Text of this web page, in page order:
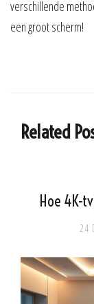
verschillende
een groot scherm!
Related
Hoe 4K-
24